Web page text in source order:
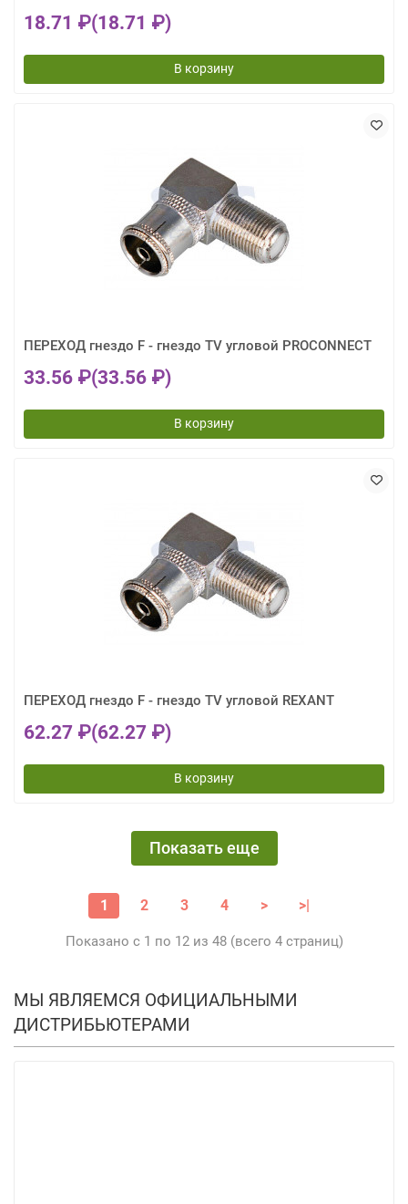
18.71 ₽(18.71 ₽)
В корзину
ПЕРЕХОД гнездо F - гнездо TV угловой PROCONNECT
33.56 ₽(33.56 ₽)
В корзину
ПЕРЕХОД гнездо F - гнездо TV угловой REXANT
62.27 ₽(62.27 ₽)
В корзину
Показать еще
1 2 3 4 > >|
Показано с 1 по 12 из 48 (всего 4 страниц)
МЫ ЯВЛЯЕМСЯ ОФИЦИАЛЬНЫМИ
ДИСТРИБЬЮТЕРАМИ